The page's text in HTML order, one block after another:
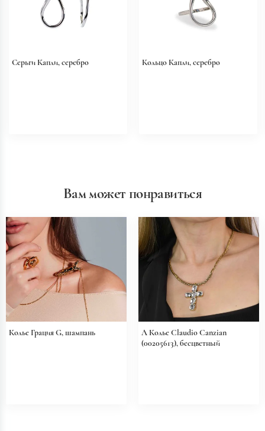
Серьги Капли, серебро Кольцо Капли, серебро
Вам может понравиться
Колье Грация G, шампань
Л Колье Claudio Canzian
(00205613), бесцветный